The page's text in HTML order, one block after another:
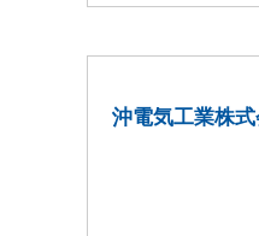
沖電気工業株